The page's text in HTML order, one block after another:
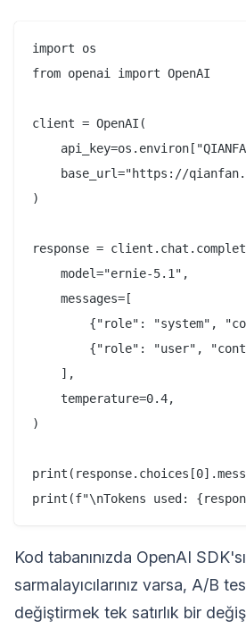
import os
from openai import OpenAI
client = OpenAI(
base_url="https://
)
response =
    model="ernie-5.1",
    messages=[
{"role": "system",
{"role": "user",
    ],
    temperature=0.4,
)
Kod tabanınızda OpenAI
sarmalayıcılarınız varsa, A/B
değiştirmek tek satırlık bir